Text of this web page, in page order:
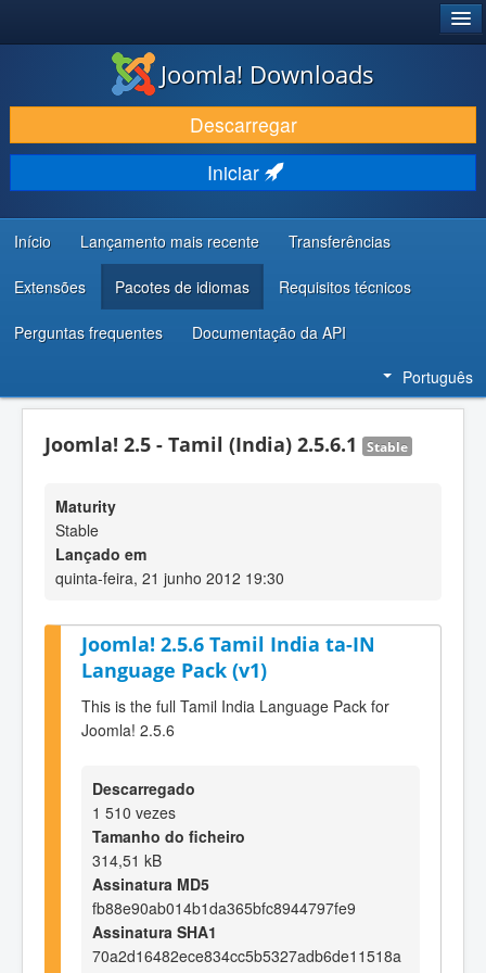
DESCARREGAR E EVOLUIR
DESCOBRIR E APRENDER
COMUNIDADE E SUPORTE
RECURSOS PARA PROGRAMADORES
Joomla! Downloads
Descarregar
Iniciar
Início Lançamento mais recente Transferências
Extensões Pacotes de idiomas Requisitos técnicos
Perguntas frequentes Documentação da API
Português
Joomla! 2.5 - Tamil (India) 2.5.6.1 Stable
Maturity
Stable
Lançado em
quinta-feira, 21 junho 2012 19:30
Joomla! 2.5.6 Tamil India ta-IN
Language Pack (v1)
This is the full Tamil India Language Pack for
Joomla! 2.5.6
Descarregado
1 510 vezes
Tamanho do ficheiro
314,51 kB
Assinatura MD5
fb88e90ab014b1da365bfc8944797fe9
Assinatura SHA1
70a2d16482ece834cc5b5327adb6de11518a